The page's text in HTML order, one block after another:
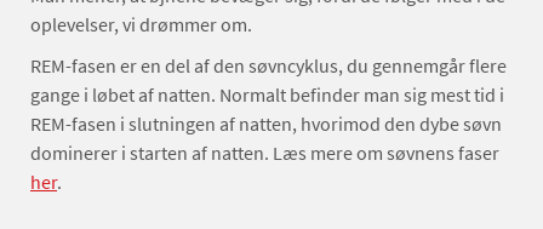
oplevelser, vi drømmer om.
REM-fasen er en del af den søvncyklus, du gennemgår flere
gange i løbet af natten. Normalt befinder man sig mest tid i
REM-fasen i slutningen af natten, hvorimod den dybe søvn
dominerer i starten af natten. Læs mere om søvnens faser
her.